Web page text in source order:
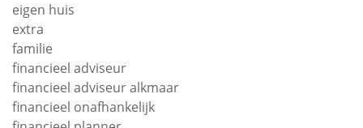
eigen huis
extra
familie
financieel adviseur
financieel adviseur alkmaar
financieel onafhankelijk